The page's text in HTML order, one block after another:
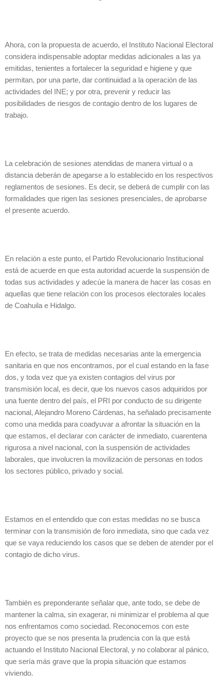
Ahora, con la propuesta de acuerdo, el Instituto Nacional Electoral
considera indispensable adoptar medidas adicionales a las ya
emitidas, tenientes a fortalecer la seguridad e higiene y que
permitan, por una parte, dar continuidad a la operación de las
actividades del INE; y por otra, prevenir y reducir las
posibilidades de riesgos de contagio dentro de los lugares de
trabajo.
La celebración de sesiones atendidas de manera virtual o a
distancia deberán de apegarse a lo establecido en los respectivos
reglamentos de sesiones. Es decir, se deberá de cumplir con las
formalidades que rigen las sesiones presenciales, de aprobarse
el presente acuerdo.
En relación a este punto, el Partido Revolucionario Institucional
está de acuerde en que esta autoridad acuerde la suspensión de
todas sus actividades y adecúe la manera de hacer las cosas en
aquellas que tiene relación con los procesos electorales locales
de Coahuila e Hidalgo.
En efecto, se trata de medidas necesarias ante la emergencia
sanitaria en que nos encontramos, por el cual estando en la fase
dos, y toda vez que ya existen contagios del virus por
transmisión local, es decir, que los nuevos casos adquiridos por
una fuente dentro del país, el PRI por conducto de su dirigente
nacional, Alejandro Moreno Cárdenas, ha señalado precisamente
como una medida para coadyuvar a afrontar la situación en la
que estamos, el declarar con carácter de inmediato, cuarentena
rigurosa a nivel nacional, con la suspensión de actividades
laborales, que involucren la movilización de personas en todos
los sectores público, privado y social.
Estamos en el entendido que con estas medidas no se busca
terminar con la transmisión de foro inmediata, sino que cada vez
que se vaya reduciendo los casos que se deben de atender por el
contagio de dicho virus.
También es preponderante señalar que, ante todo, se debe de
mantener la calma, sin exagerar, ni minimizar el problema al que
nos enfrentamos como sociedad. Reconocemos con este
proyecto que se nos presenta la prudencia con la que está
actuando el Instituto Nacional Electoral, y no colaborar al pánico,
que sería más grave que la propia situación que estamos
viviendo.